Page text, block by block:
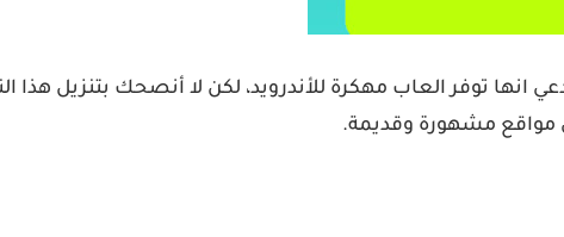
انها توفر العاب مهكرة للأندرويد، لكن لا أنصحك بتنزيل هذا
مواقع مشهورة وقديمة.